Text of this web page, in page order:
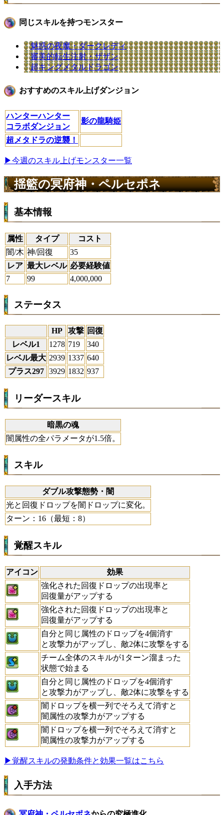
同じスキルを持つモンスター
魅惑の夜魔・ダークレディ
審美的転生注射・ザザン
超キングメタルドラゴン
おすすめのスキル上げダンジョン
ハンターハンター
コラボダンジョン
影の龍騎姫
超メタドラの逆襲！
▶今週のスキル上げモンスター一覧
揺籃の冥府神・ペルセポネ
基本情報
属性 タイプ
コスト
闇/木 神/回復
35
レア 最大レベル 必要経験値
7
99 4,000,000
ステータス
HP 攻撃 回復
レベル1
1278 719
340
レベル最大 2939 1337 640
プラス297 3929 1832 937
リーダースキル
暗黒の魂
闇属性の全パラメータが1.5倍。
スキル
ダブル攻撃態勢・闇
光と回復ドロップを闇ドロップに変化。
ターン：16（最短：8）
覚醒スキル
アイコン
効果
強化された回復ドロップの出現率と
回復量がアップする
強化された回復ドロップの出現率と
回復量がアップする
自分と同じ属性のドロップを4個消す
と攻撃力がアップし、敵2体に攻撃をする
チーム全体のスキルが1ターン溜まった
状態で始まる
自分と同じ属性のドロップを4個消す
と攻撃力がアップし、敵2体に攻撃をする
闇ドロップを横一列でそろえて消すと
闇属性の攻撃力がアップする
闇ドロップを横一列でそろえて消すと
闇属性の攻撃力がアップする
▶覚醒スキルの発動条件と効果一覧はこちら
入手方法